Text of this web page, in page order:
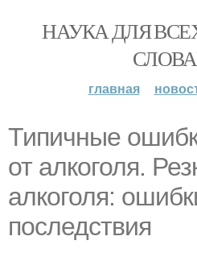
НАУКА ДЛЯ
главная
Типичные
от алкоголя.
алкоголя:
последствия